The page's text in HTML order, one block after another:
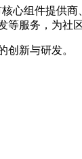
心组件提供
服务，为社
创新与研发。